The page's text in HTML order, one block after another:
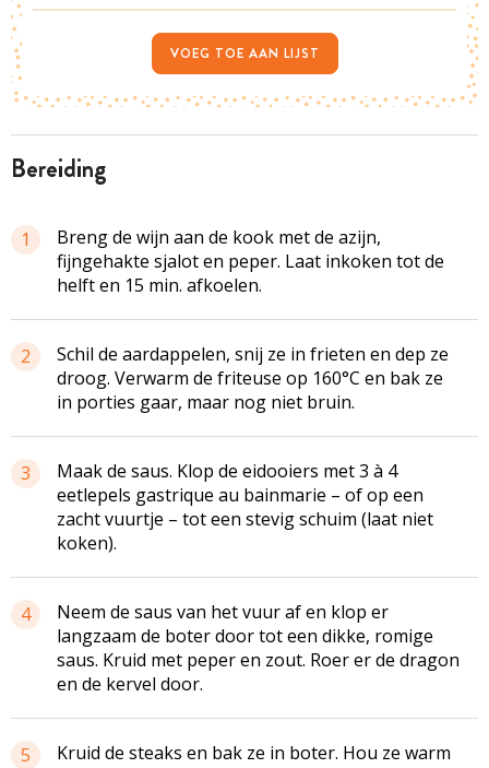
bereiding
1
Breng de wijn aan de kook met de azijn,
fijngehakte sjalot en peper. Laat inkoken tot de
helft en 15 min. afkoelen.
2
Schil de aardappelen, snij ze in frieten en dep ze
droog. Verwarm de friteuse op 160°C en bak ze
in porties gaar, maar nog niet bruin.
3 Maak de saus. Klop de eidooiers met 3 à 4
eetlepels gastrique au bainmarie – of op een
zacht vuurtje – tot een stevig schuim (laat niet
koken).
4
Neem de saus van het vuur af en klop er
langzaam de boter door tot een dikke, romige
saus. Kruid met peper en zout. Roer er de dragon
en de kervel door.
5
Kruid de steaks en bak ze in boter. Hou ze warm
VOEG TOE AAN LIJST